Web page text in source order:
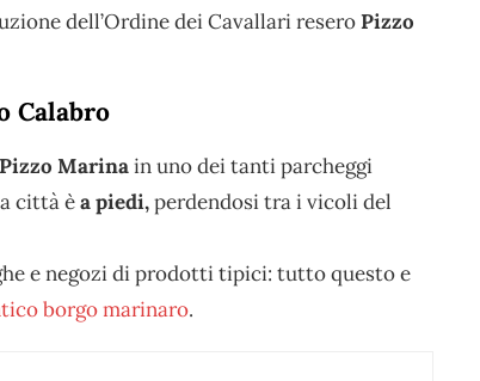
dell’Ordine dei Cavallari reseroPizzo
Calabro
Pizzo Marinain uno dei tanti parcheggi
città èa piedi,perdendosi tra i vicoli del
e negozi di prodotti tipici: tutto questo e
borgo marinaro.